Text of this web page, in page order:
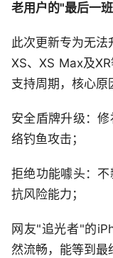
老用户的"最后一
此次更新专为无
XS、XS Max及
支持周期，核心原
安全盾牌升级：
络钓鱼攻击；
拒绝功能噱头：
抗风险能力；
网友"追光者"的
然流畅，能等到最